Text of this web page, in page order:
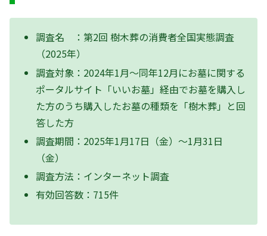
調査名 ：第2回 樹木葬の消費者全国実態調査
（2025年）
調査対象：2024年1月～同年12月にお墓に関する
ポータルサイト「いいお墓」経由でお墓を購入し
た方のうち購入したお墓の種類を「樹木葬」と回
答した方
調査期間：2025年1月17日（金）～1月31日
（金）
調査方法：インターネット調査
有効回答数：715件